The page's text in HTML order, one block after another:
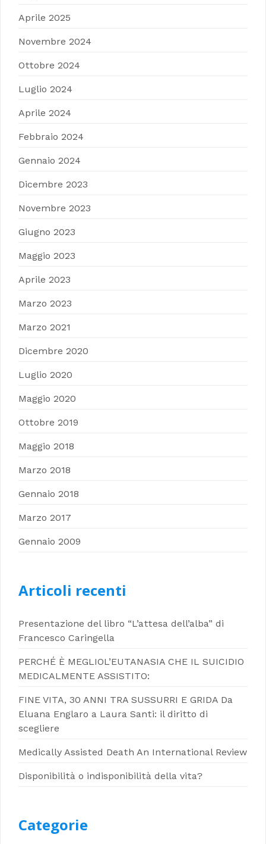
Aprile 2025
Novembre 2024
Ottobre 2024
Luglio 2024
Aprile 2024
Febbraio 2024
Gennaio 2024
Dicembre 2023
Novembre 2023
Giugno 2023
Maggio 2023
Aprile 2023
Marzo 2023
Marzo 2021
Dicembre 2020
Luglio 2020
Maggio 2020
Ottobre 2019
Maggio 2018
Marzo 2018
Gennaio 2018
Marzo 2017
Gennaio 2009
Articoli recenti
Presentazione del libro “L’attesa dell’alba” di
Francesco Caringella
PERCHÉ È MEGLIOL’EUTANASIA CHE IL SUICIDIO
MEDICALMENTE ASSISTITO:
FINE VITA, 30 ANNI TRA SUSSURRI E GRIDA Da
Eluana Englaro a Laura Santi: il diritto di
scegliere
Medically Assisted Death An International Review
Disponibilità o indisponibilità della vita?
Categorie